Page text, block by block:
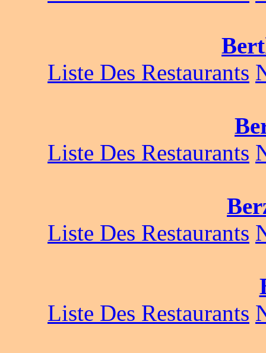
Liste Des Restaurants
Liste Des Restaurants
Liste Des Restaurants
Liste Des Restaurants